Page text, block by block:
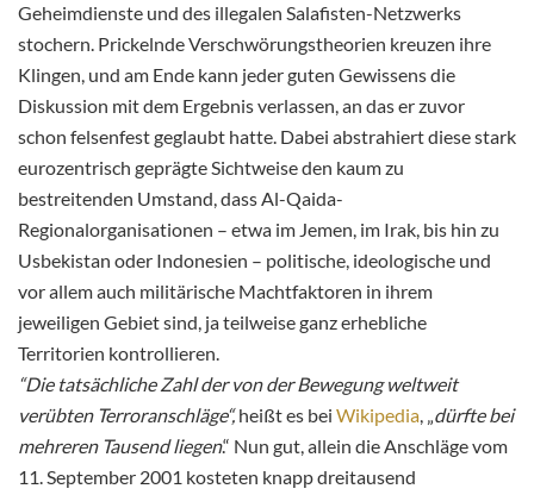
Geheimdienste und des illegalen Salafisten-Netzwerks
stochern. Prickelnde Verschwörungstheorien kreuzen ihre
Klingen, und am Ende kann jeder guten Gewissens die
Diskussion mit dem Ergebnis verlassen, an das er zuvor
schon felsenfest geglaubt hatte. Dabei abstrahiert diese stark
eurozentrisch geprägte Sichtweise den kaum zu
bestreitenden Umstand, dass Al-Qaida-
Regionalorganisationen – etwa im Jemen, im Irak, bis hin zu
Usbekistan oder Indonesien – politische, ideologische und
vor allem auch militärische Machtfaktoren in ihrem
jeweiligen Gebiet sind, ja teilweise ganz erhebliche
Territorien kontrollieren.
“Die tatsächliche Zahl der von der Bewegung weltweit
verübten Terroranschläge“,heißt es bei Wikipedia, „dürfte bei
mehreren Tausend liegen.“ Nun gut, allein die Anschläge vom
11. September 2001 kosteten knapp dreitausend